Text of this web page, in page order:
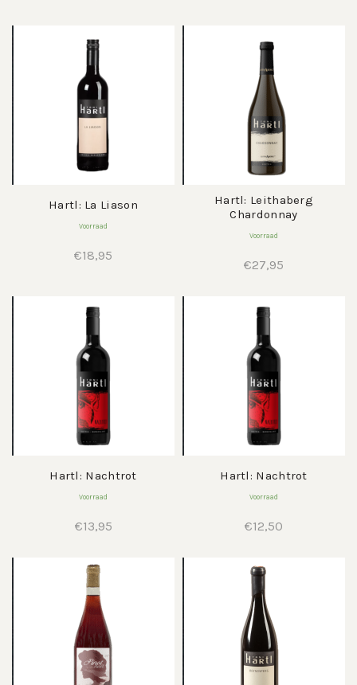
Hartl: La Liason
Voorraad
€18,95
Hartl: Leithaberg
Chardonnay
Voorraad
€27,95
Hartl: Nachtrot
Voorraad
€13,95
Hartl: Nachtrot
Voorraad
€12,50